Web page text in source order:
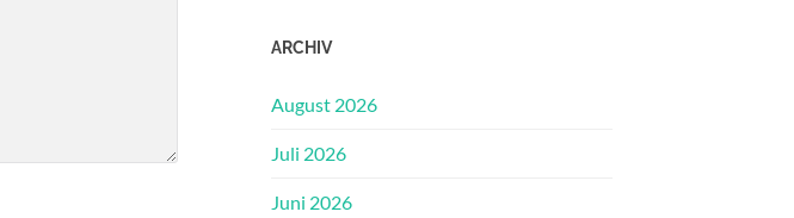
ARCHIV
August 2026
Juli 2026
Juni 2026